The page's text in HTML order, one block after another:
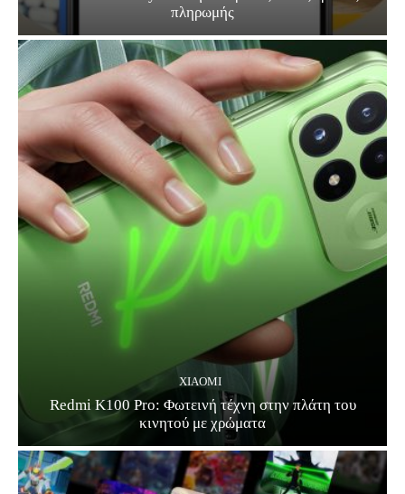
πληρωμής
XIAOMI
Redmi K100 Pro: Φωτεινή τέχνη στην πλάτη του
κινητού με χρώματα